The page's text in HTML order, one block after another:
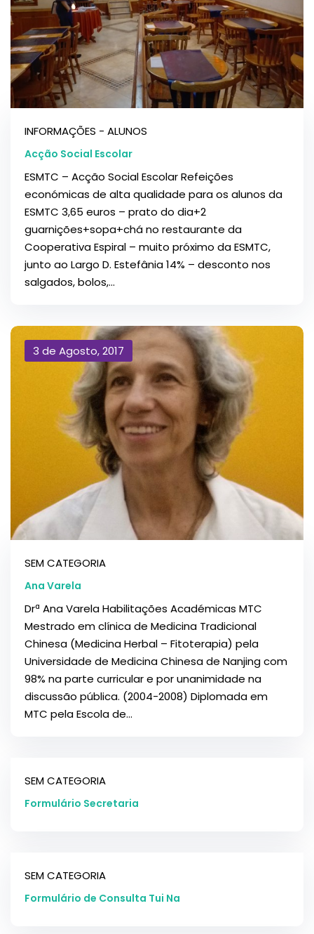
INFORMAÇÕES - ALUNOS
Acção Social Escolar
ESMTC – Acção Social Escolar Refeições
económicas de alta qualidade para os alunos da
ESMTC 3,65 euros – prato do dia+2
guarnições+sopa+chá no restaurante da
Cooperativa Espiral – muito próximo da ESMTC,
junto ao Largo D. Estefânia 14% – desconto nos
salgados, bolos,...
3 de Agosto, 2017
SEM CATEGORIA
Ana Varela
Drª Ana Varela Habilitações Académicas MTC
Mestrado em clínica de Medicina Tradicional
Chinesa (Medicina Herbal – Fitoterapia) pela
Universidade de Medicina Chinesa de Nanjing com
98% na parte curricular e por unanimidade na
discussão pública. (2004-2008) Diplomada em
MTC pela Escola de...
SEM CATEGORIA
Formulário Secretaria
SEM CATEGORIA
Formulário de Consulta Tui Na